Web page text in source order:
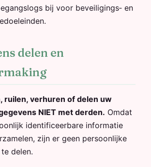
bij voor beveiligings‑ en
delen en
ruilen, verhuren of delen uw
NIET met derden. Omdat
identificeerbare informatie
zijn er geen persoonlijke
delen.